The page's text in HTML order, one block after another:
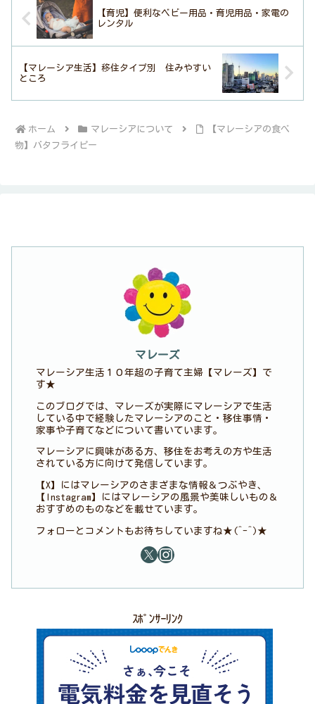
【育児】便利なベビー用品・育児用品・家電の
レンタル
【マレーシア生活】移住タイプ別 住みやすい
ところ
ホーム マレーシアについて
【マレーシアの食べ
物】バタフライピー
マレーズ
マレーシア生活１０年超の子育て主婦【マレーズ】で
す★
このブログでは、マレーズが実際にマレーシアで生活
している中で経験したマレーシアのこと・移住事情・
家事や子育てなどについて書いています。
マレーシアに興味がある方、移住をお考えの方や生活
されている方に向けて発信しています。
【X】にはマレーシアのさまざまな情報＆つぶやき、
【Instagram】にはマレーシアの風景や美味しいもの＆
おすすめのものなどを載せています。
フォローとコメントもお待ちしていますね★(^-^)★
ｽﾎﾟﾝｻｰﾘﾝｸ